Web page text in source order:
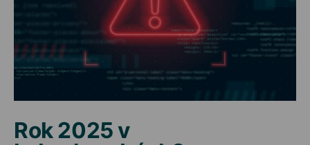
Rok 2025 v